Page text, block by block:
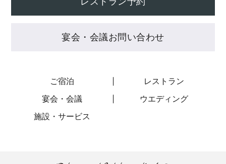
宴会・会議お問い合わせ
ご宿泊 レストラン
宴会・会議 ウエディング
施設・サービス